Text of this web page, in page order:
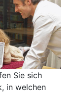
Sie sich
in welchen